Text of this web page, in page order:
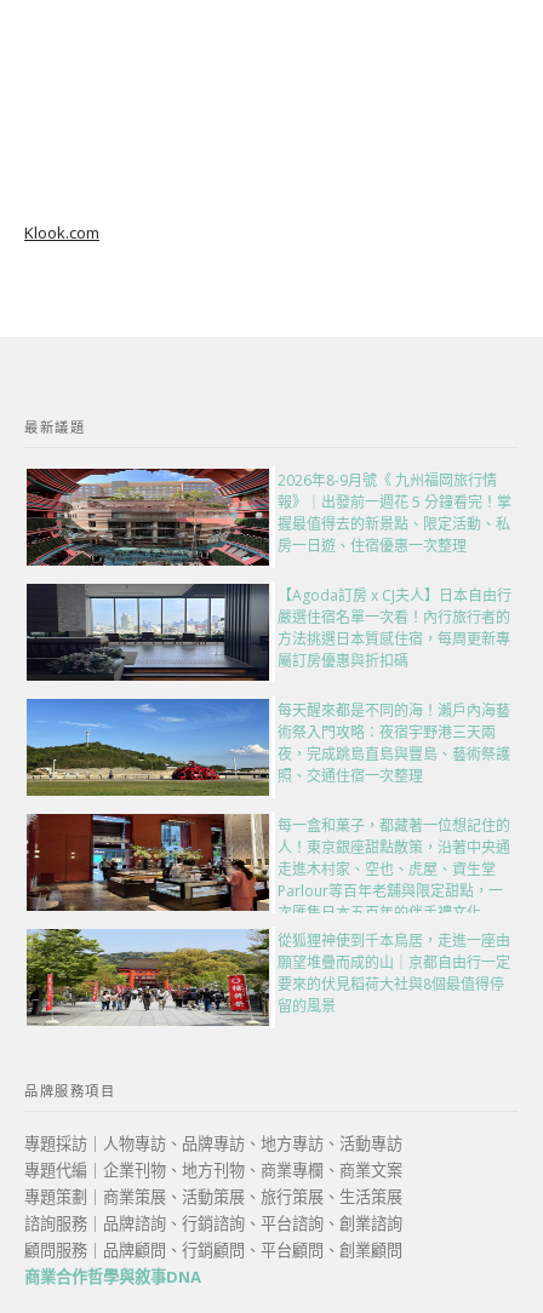
Klook.com
最新議題
2026年8-9月號《 九州福岡旅行情
報》｜出發前一週花 5 分鐘看完！掌
握最值得去的新景點、限定活動、私
房一日遊、住宿優惠一次整理
【Agoda訂房 x CJ夫人】日本自由行
嚴選住宿名單一次看！內行旅行者的
方法挑選日本質感住宿，每周更新專
屬訂房優惠與折扣碼
每天醒來都是不同的海！瀨戶內海藝
術祭入門攻略：夜宿宇野港三天兩
夜，完成跳島直島與豐島、藝術祭護
照、交通住宿一次整理
每一盒和菓子，都藏著一位想記住的
人！東京銀座甜點散策，沿著中央通
走進木村家、空也、虎屋、資生堂
Parlour等百年老舖與限定甜點，一
次匯集日本五百年的伴手禮文化
從狐狸神使到千本鳥居，走進一座由
願望堆疊而成的山｜京都自由行一定
要來的伏見稻荷大社與8個最值得停
留的風景
品牌服務項目
專題採訪｜人物專訪、品牌專訪、地方專訪、活動專訪
專題代編｜企業刊物、地方刊物、商業專欄、商業文案
專題策劃｜商業策展、活動策展、旅行策展、生活策展
諮詢服務｜品牌諮詢、行銷諮詢、平台諮詢、創業諮詢
顧問服務｜品牌顧問、行銷顧問、平台顧問、創業顧問
商業合作哲學與敘事DNA